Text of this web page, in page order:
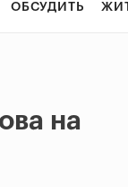
ОБСУДИТЬ
на